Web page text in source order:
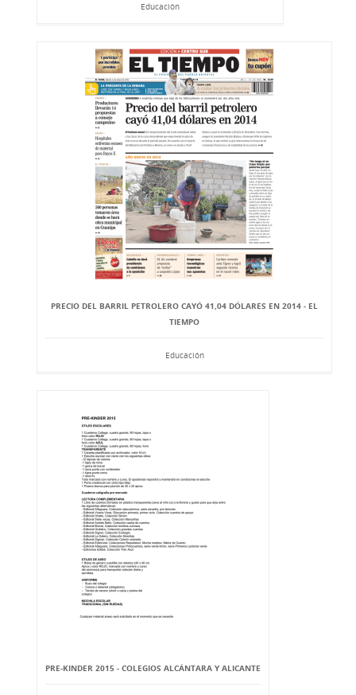
Educación
PRECIO DEL BARRIL PETROLERO CAYÓ 41,04 DÓLARES EN 2014 - EL
TIEMPO
Educación
PRE-KINDER 2015 - COLEGIOS ALCÁNTARA Y ALICANTE